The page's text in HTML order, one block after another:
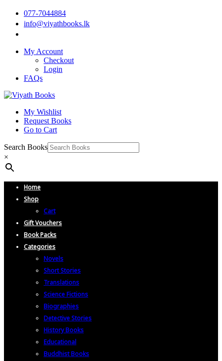
077-7044884
info@viyathbooks.lk
My Account
Checkout
Login
FAQs
My Wishlist
Request Books
Go to Cart
Search Books
×
Home
Shop
Cart
Gift Vouchers
Book Packs
Categories
Novels
Short Stories
Translations
Science Fictions
Biographies
Detective Stories
History Books
Educational
Buddhist Books